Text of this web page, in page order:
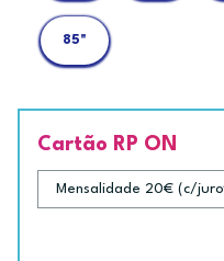
85"
Cartão RP ON